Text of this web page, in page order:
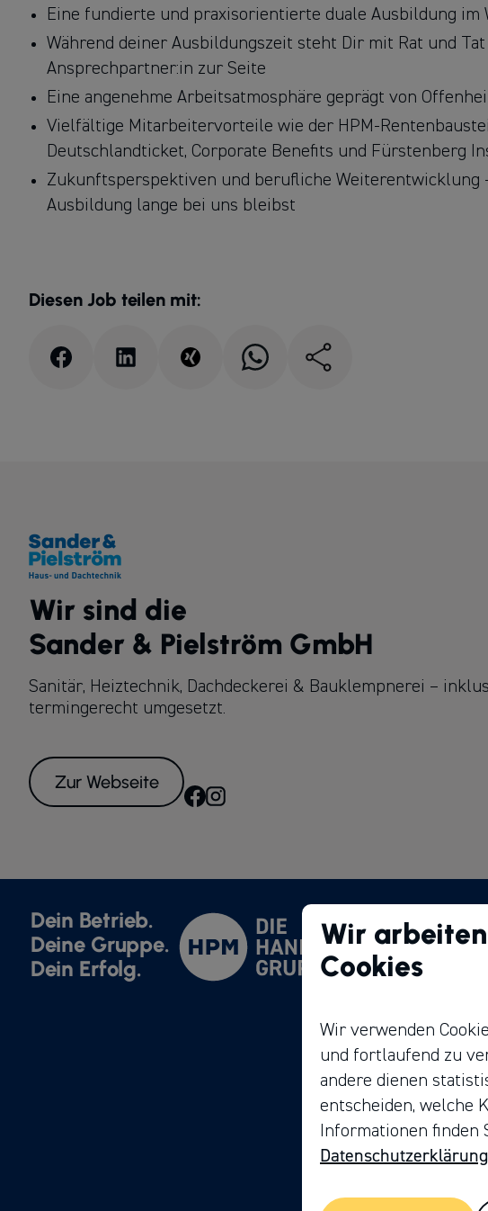
Eine fundierte und praxisorientierte duale Ausbildung
Während deiner Ausbildungszeit steht Dir mit Rat und
Ansprechpartner:in zur Seite
Eine angenehme Arbeitsatmosphäre geprägt von
Vielfältige Mitarbeitervorteile wie der HPM-
Deutschlandticket, Corporate Benefits und Fürstenberg
Zukunftsperspektiven und berufliche Weiterentwicklung
Ausbildung lange bei uns bleibst
Diesen Job teilen mit:
Wir sind die
Sander & Pielström GmbH
Sanitär, Heiztechnik, Dachdeckerei & Bauklempnerei –
termingerecht umgesetzt.
Zur Webseite
Dein Betrieb.
Deine Gruppe.
Dein Erfolg.
Wir
Cookies
Wir verwenden
und fortlaufend zu
andere dienen
entscheiden, welche
Informationen finden
Datenschutzerklärung